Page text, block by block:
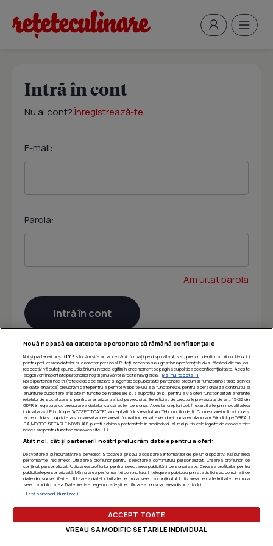
Intră în cont
Nu ai cont?Înregistrează-te
E-mail:
Parola:
Am uitat parola
Nouă ne pasă ca datele tale personale să rămână confidențiale
Noi și partenerii noștri 1019stocăm și/sau accesăm informații pe dispozitivul dvs., precum identificatorii cookie unici
pentru prelucrarea datelor cu caracter personal. Puteți accepta sau gestiona preferințele dvs. făcând clic mai jos,
respectiv vă puteți opune utilizării unui interes legitim în orice moment pe pagina cu politica de confidențialitate. Aceste
alegeri vor fi raportate partenerilor noștri și nu vă vor afecta navigarea.
Mai multe detalii
Noi si partenerii nostri (retelele de socializare si agentiile de publicitate partenere, precum si furnizorii nostri de servicii
de date analitice) prelucram date pentru a permite website-ului sa functioneze, pentru a personaliza continutul si
anunturile publicitare afisate in functie de interesele si/sau profilul dvs., pentru a va oferi functionalitati aferente
retelelor de socializare si pentru a analiza traficul pe website. Beneficiati de drepturile prevazute de art. 15-22 din
GDPR in legatura cu prelucrarea datelor cu caracter personal. Aceste drepturi pot fi exercitate prin modalitatea
indicata aici. Prin click pe “ACCEPT TOATE”, acceptati folosirea tuturor Tehnologiilor de tip Cookie, care implica inclusiv
acceptul dvs. cu privire la stocarea/accesarea informatiilor de catre Vendor-ii cu care colaboram. Prin click pe “VREAU
SA MODIFIC SETARILE INDIVIDUAL” puteti schimba preferintele in mod individual, mai putin cele legate de cookie strict
necesare pentru functionarea website-ului.
Atât noi, cât și partenerii noștri prelucrăm datele pentru a oferi:
Dezvoltarea și îmbunătățirea serviciilor. Stocarea și/sau accesarea informațiilor de pe un dispozitiv. Măsurarea
performanței reclamelor. Utilizarea profilurilor pentru selectarea conținutului personalizat. Crearea profilurilor de
conținut personalizat. Utilizarea profilurilor pentru selectarea publicității personalizate. Crearea profilurilor pentru
publicitate personalizată. Măsurarea performanței conținutului. Înțelegerea publicului prin statistici sau combinații de
date din surse diferite. Utilizarea datelor limitate pentru a selecta conținutul. Utilizarea de date limitate pentru a
selecta publicitatea. Date precise de geolocație și identificarea prin scanarea dispozitivului.
Listă parteneri (furnizori)
ACCEPT TOATE
VREAU SA MODIFIC SETARILE INDIVIDUAL